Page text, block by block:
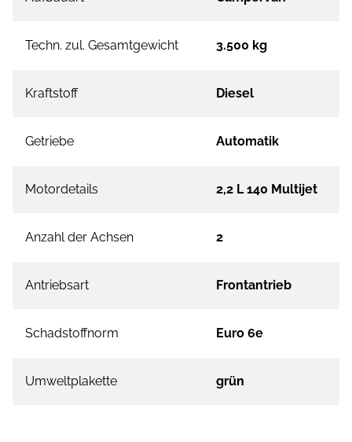
Techn. zul. Gesamtgewicht 3.500 kg
Kraftstoff Diesel
Getriebe Automatik
Motordetails 2,2 L 140 Multijet
Anzahl der Achsen 2
Antriebsart Frontantrieb
Schadstoffnorm Euro 6e
Umweltplakette grün